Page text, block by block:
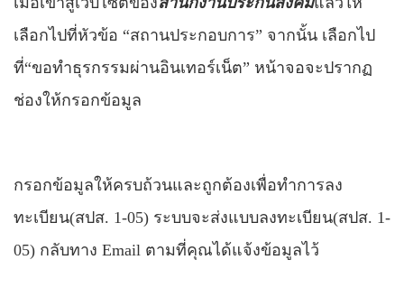
เลือกไปที่หัวข้อ “สถานประกอบการ” จากนั้น เลือกไป
ที่“ขอทำธุรกรรมผ่านอินเทอร์เน็ต” หน้าจอจะปรากฏ
ช่องให้กรอกข้อมูล
กรอกข้อมูลให้ครบถ้วนและถูกต้องเพื่อทำการลง
ทะเบียน(สปส. 1-05) ระบบจะส่งแบบลงทะเบียน(สปส. 1-
05) กลับทาง Email ตามที่คุณได้แจ้งข้อมูลไว้